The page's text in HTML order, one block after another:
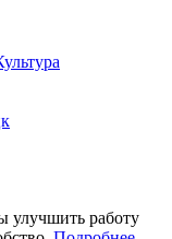
улучшить работу